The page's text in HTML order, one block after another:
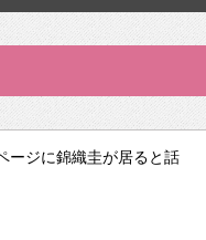
ージに錦織圭が居ると話